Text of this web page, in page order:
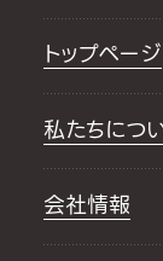
トップページ
私たちにつ
会社情報